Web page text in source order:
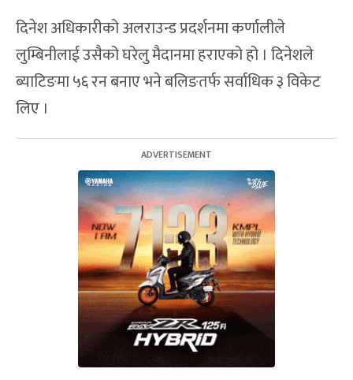
दिनेश अधिकारीको अलराउन्ड प्रदर्शनमा कर्णालीले
लुम्बिनीलाई उसैको घरेलु मैदानमा हराएको हो । दिनेशले
ब्याटिङमा ५६ रन बनाए भने बलिङतर्फ सर्वाधिक ३ विकेट
लिए ।